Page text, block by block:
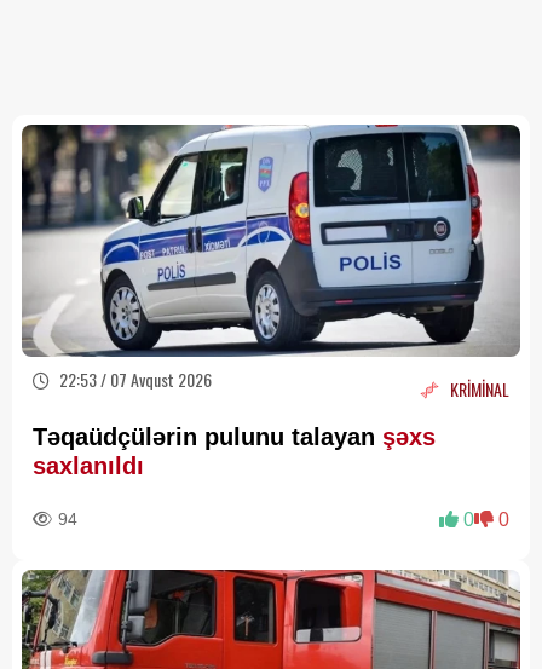
22:53 / 07 Avqust 2026 KRİMİNAL
Təqaüdçülərin pulunu talayan şəxs
saxlanıldı
94 0 0